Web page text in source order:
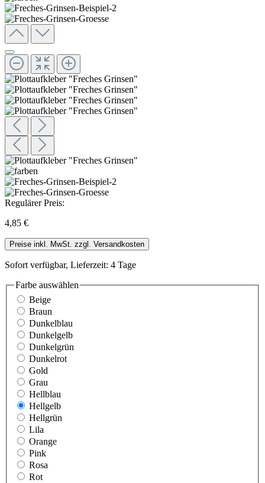
Regulärer Preis:
4,85 €
Preise inkl. MwSt. zzgl. Versandkosten
Sofort verfügbar, Lieferzeit: 4 Tage
Farbe auswählen
Beige
Braun
Dunkelblau
Dunkelgelb
Dunkelgrün
Dunkelrot
Gold
Grau
Hellblau
Hellgelb
Hellgrün
Lila
Orange
Pink
Rosa
Rot